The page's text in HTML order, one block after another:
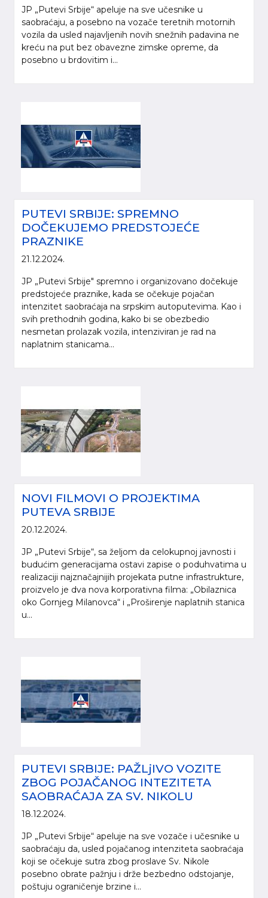
JP „Putevi Srbije“ apeluje na sve učesnike u
saobraćaju, a posebno na vozače teretnih motornih
vozila da usled najavljenih novih snežnih padavina ne
kreću na put bez obavezne zimske opreme, da
posebno u brdovitim i...
PUTEVI SRBIJE: SPREMNO
DOČEKUJEMO PREDSTOJEĆE
PRAZNIKE
21.12.2024.
JP „Putevi Srbije" spremno i organizovano dočekuje
predstojeće praznike, kada se očekuje pojačan
intenzitet saobraćaja na srpskim autoputevima. Kao i
svih prethodnih godina, kako bi se obezbedio
nesmetan prolazak vozila, intenziviran je rad na
naplatnim stanicama...
NOVI FILMOVI O PROJEKTIMA
PUTEVA SRBIJE
20.12.2024.
JP „Putevi Srbije“, sa željom da celokupnoj javnosti i
budućim generacijama ostavi zapise o poduhvatima u
realizaciji najznačajnijih projekata putne infrastrukture,
proizvelo je dva nova korporativna filma: „Obilaznica
oko Gornjeg Milanovca“ i „Proširenje naplatnih stanica
u...
PUTEVI SRBIJE: PAŽLjIVO VOZITE
ZBOG POJAČANOG INTEZITETA
SAOBRAĆAJA ZA SV. NIKOLU
18.12.2024.
JP „Putevi Srbije“ apeluje na sve vozače i učesnike u
saobraćaju da, usled pojačanog intenziteta saobraćaja
koji se očekuje sutra zbog proslave Sv. Nikole
posebno obrate pažnju i drže bezbedno odstojanje,
poštuju ograničenje brzine i...